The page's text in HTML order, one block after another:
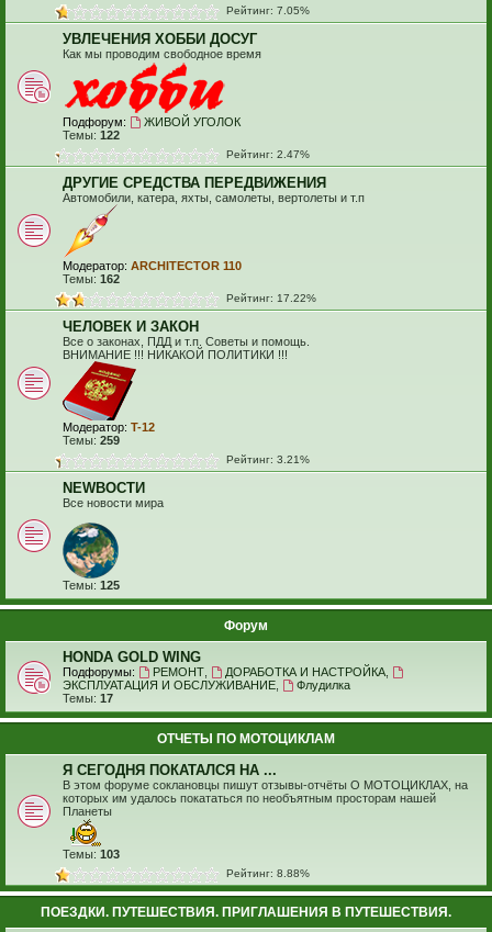
Рейтинг: 7.05%
УВЛЕЧЕНИЯ ХОББИ ДОСУГ
Как мы проводим свободное время
Подфорум:
ЖИВОЙ УГОЛОК
Темы: 122
Рейтинг: 2.47%
ДРУГИЕ СРЕДСТВА ПЕРЕДВИЖЕНИЯ
Автомобили, катера, яхты, самолеты, вертолеты и т.п
Модератор: ARCHITECTOR 110
Темы: 162
Рейтинг: 17.22%
ЧЕЛОВЕК И ЗАКОН
Все о законах, ПДД и т.п. Советы и помощь.
ВНИМАНИЕ !!! НИКАКОЙ ПОЛИТИКИ !!!
Модератор: T-12
Темы: 259
Рейтинг: 3.21%
NEWВОСТИ
Все новости мира
Темы: 125
Форум
HONDA GOLD WING
Подфорумы: РЕМОНТ, ДОРАБОТКА И НАСТРОЙКА,
ЭКСПЛУАТАЦИЯ И ОБСЛУЖИВАНИЕ
Флудилка
Темы: 17
ОТЧЕТЫ ПО МОТОЦИКЛАМ
Я СЕГОДНЯ ПОКАТАЛСЯ НА ...
В этом форуме соклановцы пишут отзывы-отчёты О МОТОЦИКЛАХ, на
которых им удалось покататься по необъятным просторам нашей
Планеты
Темы: 103
Рейтинг: 8.88%
ПОЕЗДКИ. ПУТЕШЕСТВИЯ. ПРИГЛАШЕНИЯ В ПУТЕШЕСТВИЯ.